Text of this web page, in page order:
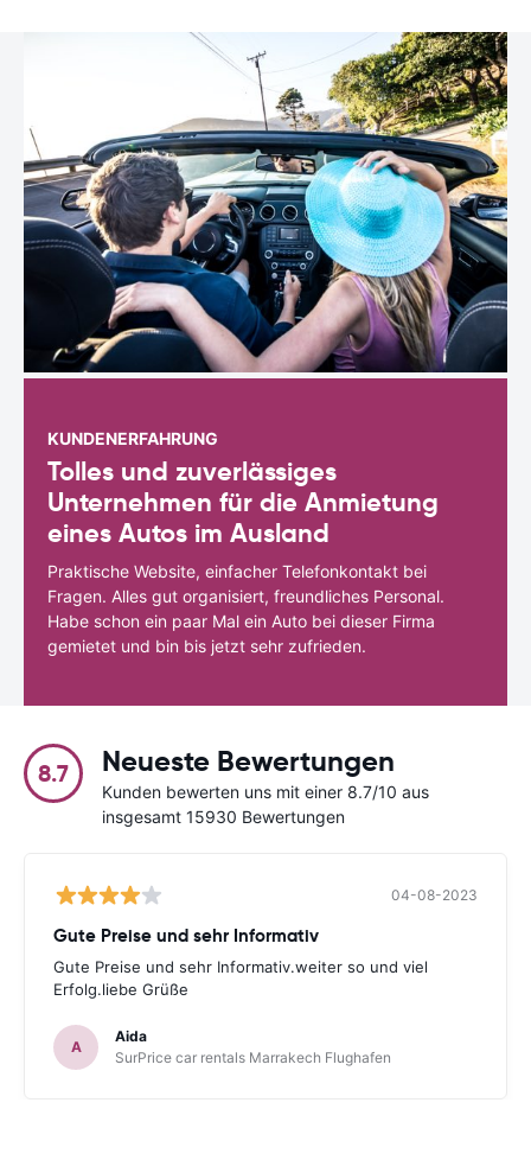
KUNDENERFAHRUNG
Tolles und zuverlässiges
Unternehmen für die Anmietung
eines Autos im Ausland
Praktische Website, einfacher Telefonkontakt bei
Fragen. Alles gut organisiert, freundliches Personal.
Habe schon ein paar Mal ein Auto bei dieser Firma
gemietet und bin bis jetzt sehr zufrieden.
8.7 Neueste Bewertungen
Kunden bewerten uns mit einer 8.7/10 aus
insgesamt 15930 Bewertungen
04-08-2023
Gute Preise und sehr Informativ
Gute Preise und sehr Informativ.weiter so und viel
Erfolg.liebe Grüße
A
Aida
SurPrice car rentals Marrakech Flughafen